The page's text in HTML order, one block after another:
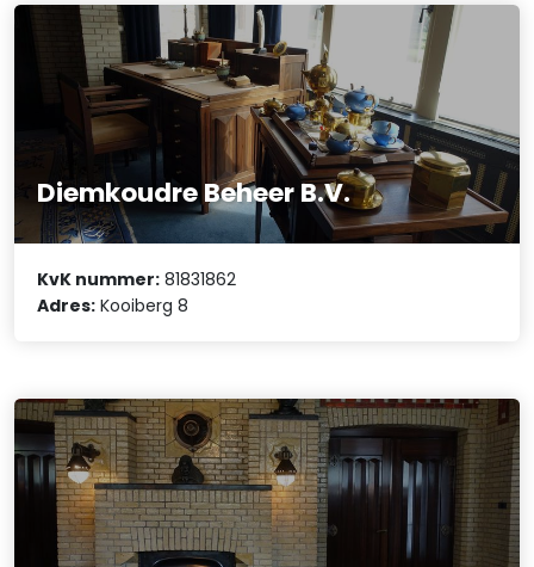
Diemkoudre Beheer B.V.
KvK nummer: 81831862
Adres: Kooiberg 8